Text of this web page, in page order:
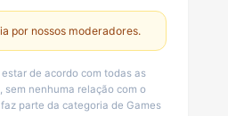
por nossos moderadores.
de acordo com todas as
nenhuma relação com o
parte da categoria de Games